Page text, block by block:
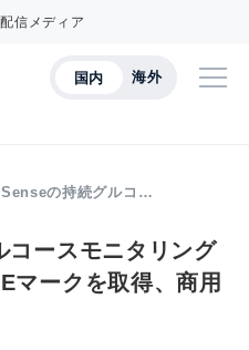
信メディア
国内 海外
の持続グルコ…
ースモニタリング
マークを取得、商用